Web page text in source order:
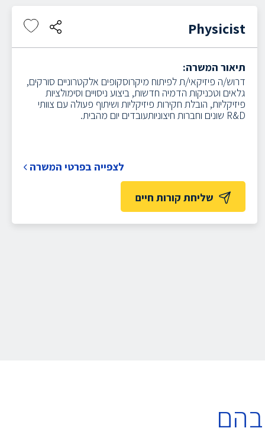
Physicist
תיאור המשרה:
דרוש/ה פיזיקאי/ת לפיתוח מיקרוסקופים אלקטרוניים סורקים,
גלאים וטכניקות הדמיה חדשות, ביצוע ניסויים וסימולציות
פיזיקליות, הובלת חקירות פיזיקליות ושיתוף פעולה עם צוותי
R&D שונים וחברות חיצוניותעובדים יום מהבית.
לצפייה בפרטי המשרה
שליחת קורות חיים